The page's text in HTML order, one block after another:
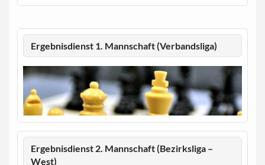
Ergebnisdienst 1. Mannschaft (Verbandsliga)
Ergebnisdienst 2. Mannschaft (Bezirksliga –
West)